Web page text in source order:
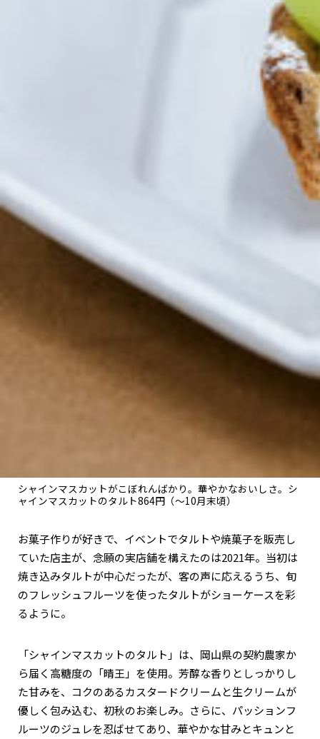
シャインマスカットがこぼれんばかり。華やかなおいしさ。シ
ャインマスカットのタルト864円（～10月末頃）
お菓子作りが好きで、イベントでタルトや焼菓子を販売し
ていた店主が、念願の実店舗を構えたのは2021年。当初は
焼き込みタルトが中心だったが、客の声に応えるうち、旬
のフレッシュフルーツを使ったタルトがショーケースを彩
るように。
「シャインマスカットのタルト」は、岡山県の契約農家か
ら届く高糖度の「晴王」を使用。芳醇な香りとしっかりし
た甘みを、コクのあるカスタードクリームと生クリームが
優しく包み込む、初秋のお楽しみ。さらに、パッションフ
ルーツのジュレを忍ばせてあり、華やかな甘みとキュンと